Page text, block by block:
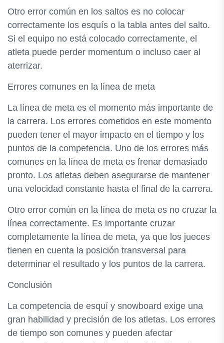
Otro error común en los saltos es no colocar
correctamente los esquís o la tabla antes del salto.
Si el equipo no está colocado correctamente, el
atleta puede perder momentum o incluso caer al
aterrizar.
Errores comunes en la línea de meta
La línea de meta es el momento más importante de
la carrera. Los errores cometidos en este momento
pueden tener el mayor impacto en el tiempo y los
puntos de la competencia. Uno de los errores más
comunes en la línea de meta es frenar demasiado
pronto. Los atletas deben asegurarse de mantener
una velocidad constante hasta el final de la carrera.
Otro error común en la línea de meta es no cruzar la
línea correctamente. Es importante cruzar
completamente la línea de meta, ya que los jueces
tienen en cuenta la posición transversal para
determinar el resultado y los puntos de la carrera.
Conclusión
La competencia de esquí y snowboard exige una
gran habilidad y precisión de los atletas. Los errores
de tiempo son comunes y pueden afectar